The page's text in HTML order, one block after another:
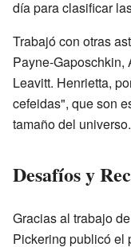
día para clasificar
Trabajó con otras
Payne-Gaposchkin,
Leavitt. Henrietta,
cefeidas", que son
tamaño del universo.
Desafíos y
Gracias al trabajo
Pickering publicó el